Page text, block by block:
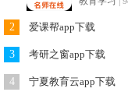
2 爱课帮app下载
3 考研之窗app下载
4 宁夏教育云app下载